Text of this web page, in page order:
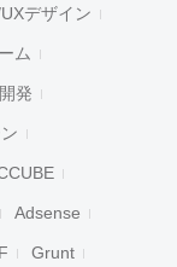
デザイン
ム
発
Adsense
Grunt